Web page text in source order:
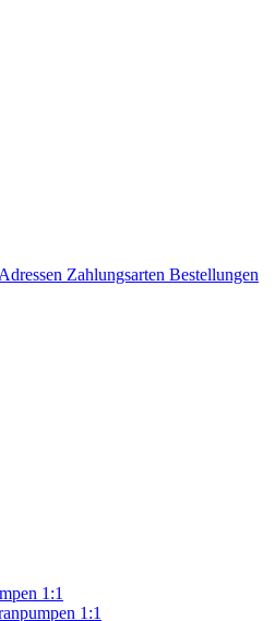
Adressen Zahlungsarten Bestellungen
1:1
1:1